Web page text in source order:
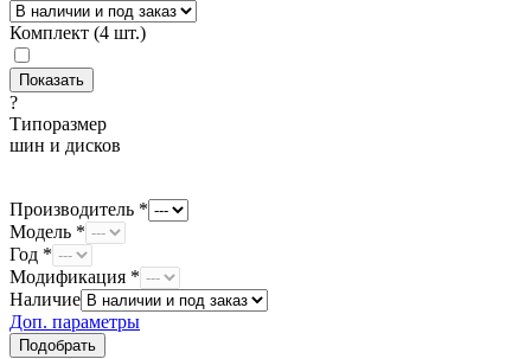
Комплект (4 шт.)
?
Типоразмер
шин и дисков
Производитель *
Модель *
Год *
Модификация *
Наличие
Доп. параметры